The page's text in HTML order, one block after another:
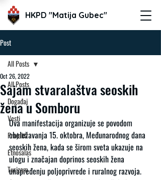
HKPD "Matija Gubec"
Post
All Posts
Događaj
Vesti
Projekti
Etnosalas
Turizam
All Posts
Sajam stvaralaštva seoskih
žena u Somboru
Oct 26, 2022
Ova manifestacija organizuje se povodom
obeležavanja 15. oktobra, Međunarodnog dana
seoskih žena, kada se širom sveta ukazuje na
ulogu i značajan doprinos seoskih žena
unapređenju poljoprivrede i ruralnog razvoja.